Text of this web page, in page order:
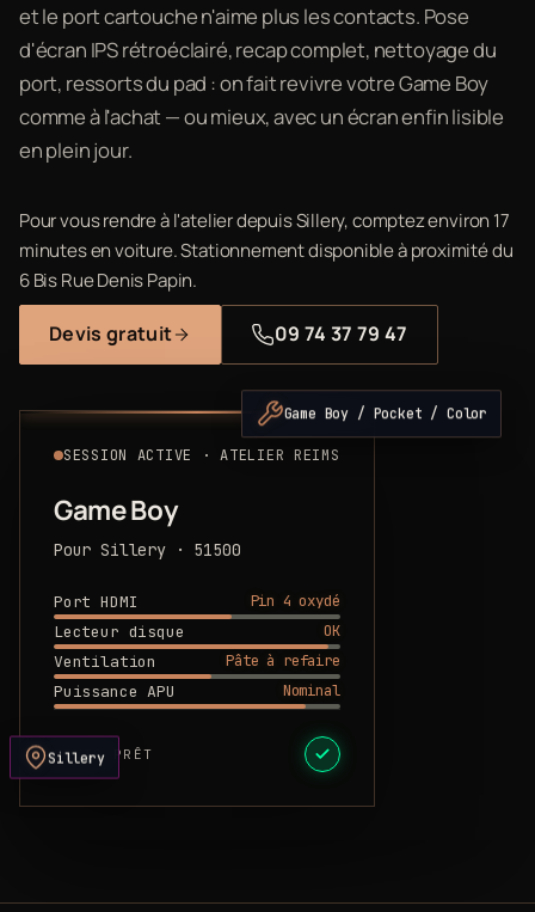
et le port cartouche n'aime plus les contacts. Pose
d'écran IPS rétroéclairé, recap complet, nettoyage du
port, ressorts du pad : on fait revivre votre Game Boy
comme à l'achat — ou mieux, avec un écran enfin lisible
en plein jour.
Pour vous rendre à l'atelier depuis Sillery, comptez environ 17
minutes en voiture. Stationnement disponible à proximité du
6 Bis Rue Denis Papin.
Devis gratuit 09 74 37 79 47
SESSION ACTIVE · ATELIER REIMS
Game Boy
Pour Sillery · 51500
Port HDMI
Pin 4 oxydé
Lecteur disque
OK
Ventilation
Pâte à refaire
Puissance APU
Nominal
DEVIS PRÊT
Game Boy / Pocket / Color
Sillery